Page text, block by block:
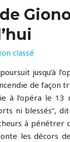
classé
jusqu’à
de façon
à l’opéra le 13
ni blessés“,
à pénétrer
les décors